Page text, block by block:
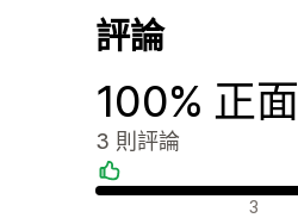
評論
100% 正面
3 則評論
正面評論 3